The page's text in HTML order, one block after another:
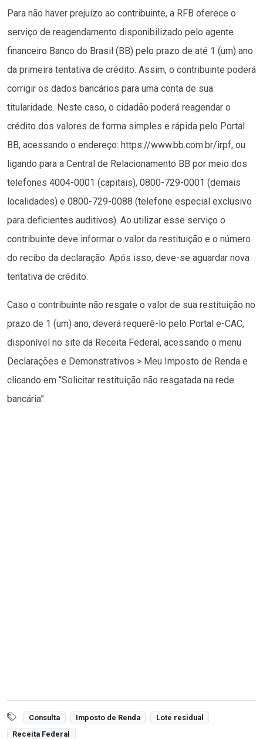
Para não haver prejuízo ao contribuinte, a RFB oferece o
serviço de reagendamento disponibilizado pelo agente
financeiro Banco do Brasil (BB) pelo prazo de até 1 (um) ano
da primeira tentativa de crédito. Assim, o contribuinte poderá
corrigir os dados bancários para uma conta de sua
titularidade. Neste caso, o cidadão poderá reagendar o
crédito dos valores de forma simples e rápida pelo Portal
BB, acessando o endereço: https://www.bb.com.br/irpf, ou
ligando para a Central de Relacionamento BB por meio dos
telefones 4004-0001 (capitais), 0800-729-0001 (demais
localidades) e 0800-729-0088 (telefone especial exclusivo
para deficientes auditivos). Ao utilizar esse serviço o
contribuinte deve informar o valor da restituição e o número
do recibo da declaração. Após isso, deve-se aguardar nova
tentativa de crédito.
Caso o contribuinte não resgate o valor de sua restituição no
prazo de 1 (um) ano, deverá requerê-lo pelo Portal e-CAC,
disponível no site da Receita Federal, acessando o menu
Declarações e Demonstrativos > Meu Imposto de Renda e
clicando em “Solicitar restituição não resgatada na rede
bancária”.
Consulta Imposto de Renda
Lote residual
Receita Federal